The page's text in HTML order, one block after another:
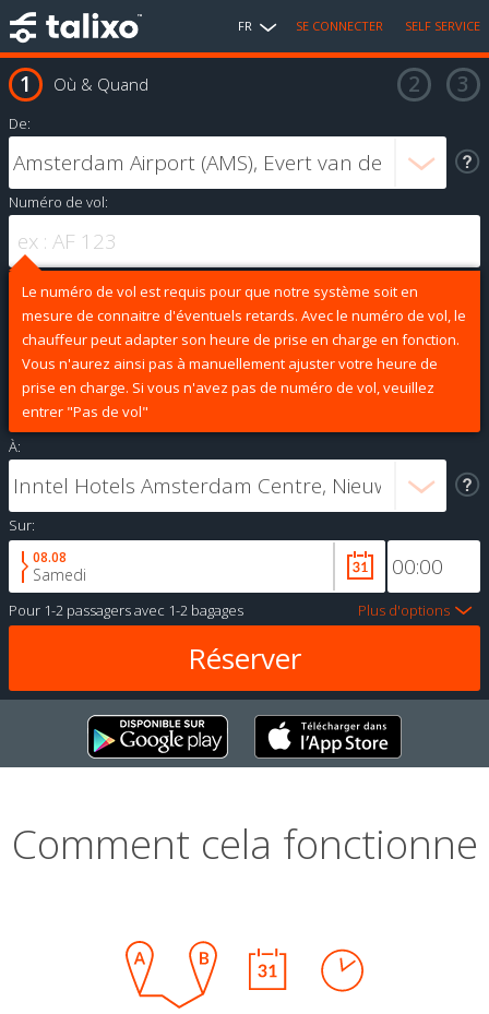
FR SE CONNECTER SELF SERVICE
Où & Quand
De:
Numéro de vol:
Le numéro de vol est requis pour que notre système soit en
mesure de connaitre d'éventuels retards. Avec le numéro de vol, le
chauffeur peut adapter son heure de prise en charge en fonction.
Vous n'aurez ainsi pas à manuellement ajuster votre heure de
prise en charge. Si vous n'avez pas de numéro de vol, veuillez
entrer "Pas de vol"
À:
Sur:
08.08
Samedi
Pour 1-2 passagersavec 1-2 bagages Plus d'options
Comment cela fonctionne